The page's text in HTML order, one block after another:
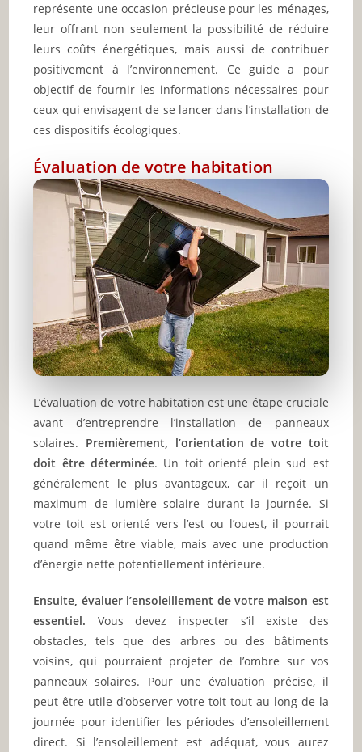
représente une occasion précieuse pour les ménages,
leur offrant non seulement la possibilité de réduire
leurs coûts énergétiques, mais aussi de contribuer
positivement à l’environnement. Ce guide a pour
objectif de fournir les informations nécessaires pour
ceux qui envisagent de se lancer dans l’installation de
ces dispositifs écologiques.
Évaluation de votre habitation
L’évaluation de votre habitation est une étape cruciale
avant d’entreprendre l’installation de panneaux
solaires. Premièrement, l’orientation de votre toit
doit être déterminée. Un toit orienté plein sud est
généralement le plus avantageux, car il reçoit un
maximum de lumière solaire durant la journée. Si
votre toit est orienté vers l’est ou l’ouest, il pourrait
quand même être viable, mais avec une production
d’énergie nette potentiellement inférieure.
Ensuite, évaluer l’ensoleillement de votre maison est
essentiel. Vous devez inspecter s’il existe des
obstacles, tels que des arbres ou des bâtiments
voisins, qui pourraient projeter de l’ombre sur vos
panneaux solaires. Pour une évaluation précise, il
peut être utile d’observer votre toit tout au long de la
journée pour identifier les périodes d’ensoleillement
direct. Si l’ensoleillement est adéquat, vous aurez